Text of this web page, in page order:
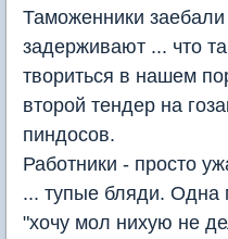
Таможенники заебали
задерживают ... что
твориться в нашем
второй тендер на
пиндосов.
Работники - просто
... тупые бляди. Одна
"хочу мол нихую не